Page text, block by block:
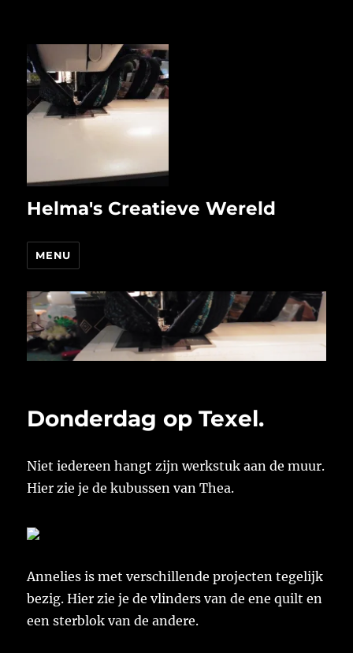
Helma's Creatieve Wereld
MENU
Donderdag op Texel.
Niet iedereen hangt zijn werkstuk aan de muur.
Hier zie je de kubussen van Thea.
Annelies is met verschillende projecten tegelijk
bezig. Hier zie je de vlinders van de ene quilt en
een sterblok van de andere.